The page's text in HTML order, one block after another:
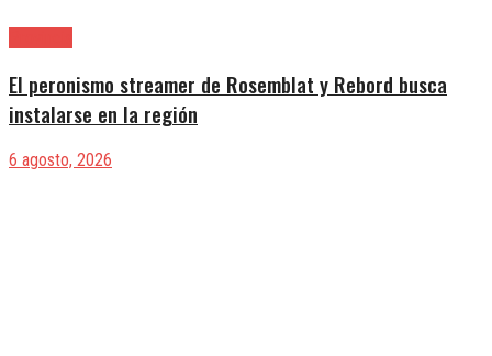
El peronismo streamer de Rosemblat y Rebord busca
instalarse en la región
6 agosto, 2026